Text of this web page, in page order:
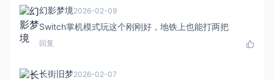
幻影梦境2026-02-09
Switch掌机模式玩这个刚刚好，地铁上也能打两把
回复
长街旧梦2026-02-07